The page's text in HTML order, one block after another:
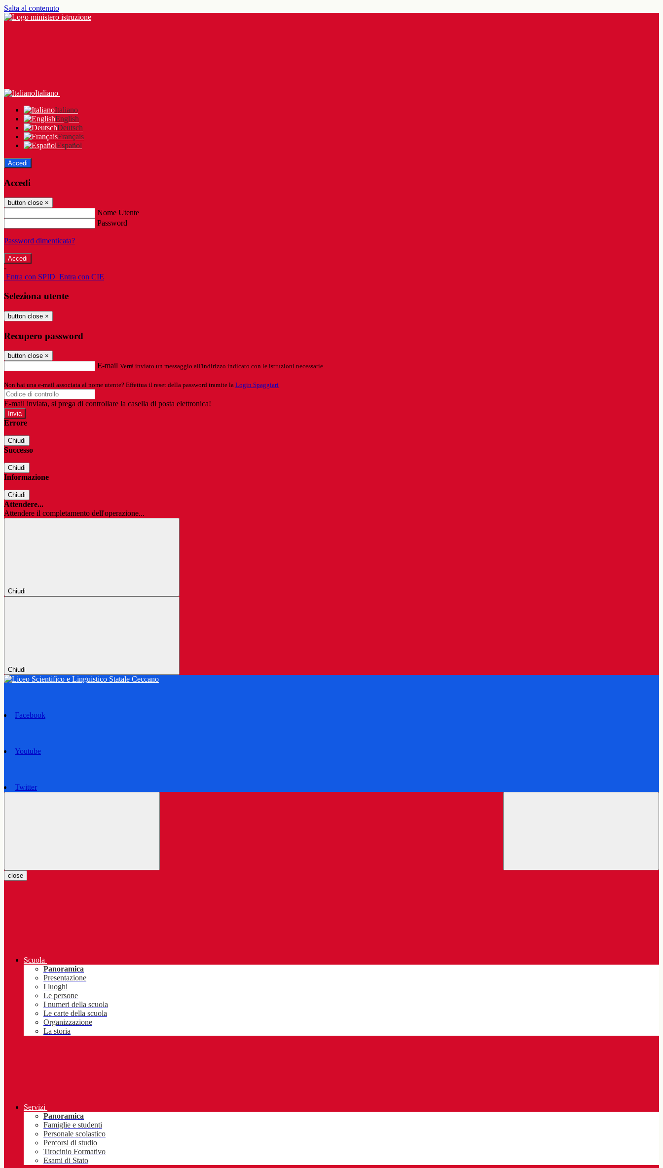
Salta al contenuto
Italiano
Italiano
English
Deutsch
Français
Español
Accedi
Accedi
button close ×
Nome Utente
Password
Password dimenticata?
-
Entra con SPID Entra con CIE
Seleziona utente
button close ×
Recupero password
button close ×
E-mail Verrà inviato un messaggio all'indirizzo indicato con le istruzioni necessarie.
Non hai una e-mail associata al nome utente? Effettua il reset della password tramite la Login Spaggiari
E-mail inviata, si prega di controllare la casella di posta elettronica!
Errore
Chiudi
Successo
Chiudi
Informazione
Chiudi
Attendere...
Attendere il completamento dell'operazione...
Chiudi
Chiudi
Facebook
Youtube
Twitter
close
Scuola
Panoramica
Presentazione
I luoghi
Le persone
I numeri della scuola
Le carte della scuola
Organizzazione
La storia
Servizi
Panoramica
Famiglie e studenti
Personale scolastico
Percorsi di studio
Tirocinio Formativo
Esami di Stato